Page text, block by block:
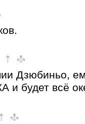
Дзюбиньо,
и будет всё